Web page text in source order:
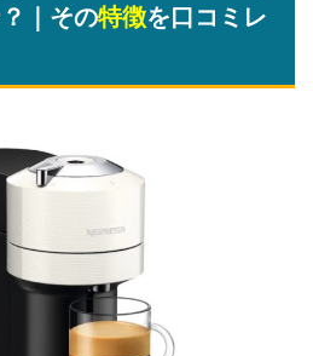
｜その特徴を口コミレ